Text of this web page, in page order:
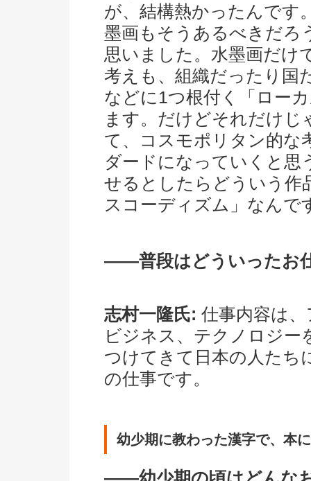
が、結構熱かったんです
墨画もそうあるべきだろ
思いました。水墨画だけ
考えも、組織だったり国
などに1つ根付く「ロー
ます。だけどそれだけ
て、コスモポリタン的な
ダードになっていくと思
せるとしたらどういう作
スコーディズム」なんで
――普段はどういったお
志村一隆氏: 仕事内容は
ビジネス、テクノロジー
つけてきて日本の人たち
の仕事です。
幼少期に教わった漢字で、本